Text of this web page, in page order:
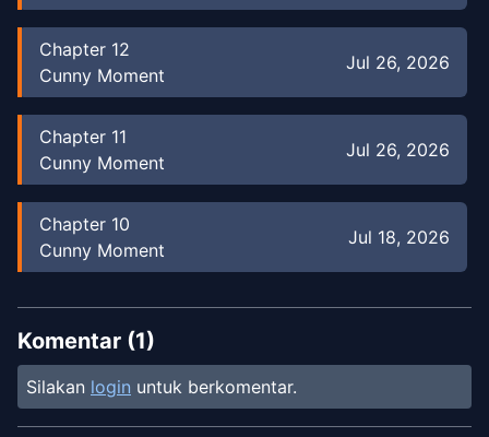
Chapter 12
Cunny Moment
Jul 26, 2026
Chapter 11
Cunny Moment
Jul 26, 2026
Chapter 10
Cunny Moment
Jul 18, 2026
Chapter9
Cunny Moment
Chapter8
Cunny Moment
Jul 4, 2026
Komentar (1)
Silakan login untuk berkomentar.